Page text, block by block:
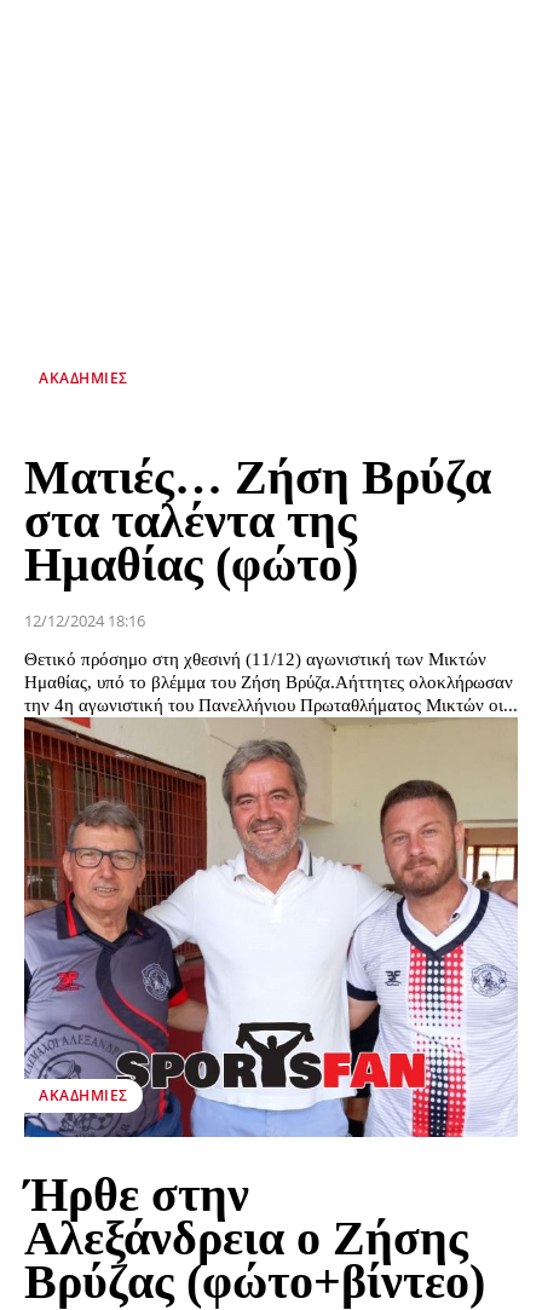
ΑΚΑΔΗΜΊΕΣ
Ματιές… Ζήση Βρύζα
στα ταλέντα της
Ημαθίας (φώτο)
12/12/2024 18:16
Θετικό πρόσημο στη χθεσινή (11/12) αγωνιστική των Μικτών
Ημαθίας, υπό το βλέμμα του Ζήση Βρύζα.Αήττητες ολοκλήρωσαν
την 4η αγωνιστική του Πανελλήνιου Πρωταθλήματος Μικτών οι...
ΑΚΑΔΗΜΊΕΣ
Ήρθε στην
Αλεξάνδρεια ο Ζήσης
Βρύζας (φώτο+βίντεο)